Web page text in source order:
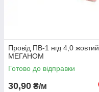
Провід ПВ-1 нгд 4,0 жовтий
МЕГАНОМ
Готово до відправки
30,90 ₴/м